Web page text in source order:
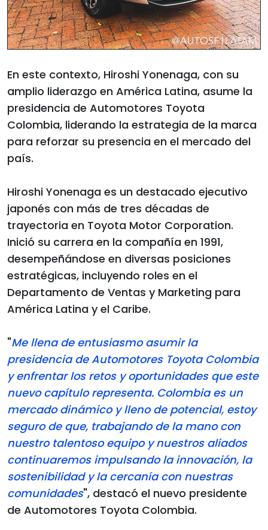
En este contexto, Hiroshi Yonenaga, con su
amplio liderazgo en América Latina, asume la
presidencia de Automotores Toyota
Colombia, liderando la estrategia de la marca
para reforzar su presencia en el mercado del
país.
Hiroshi Yonenaga es un destacado ejecutivo
japonés con más de tres décadas de
trayectoria en Toyota Motor Corporation.
Inició su carrera en la compañía en 1991,
desempeñándose en diversas posiciones
estratégicas, incluyendo roles en el
Departamento de Ventas y Marketing para
América Latina y el Caribe.
"Me llena de entusiasmo asumir la
presidencia de Automotores Toyota Colombia
y enfrentar los retos y oportunidades que este
nuevo capítulo representa. Colombia es un
mercado dinámico y lleno de potencial, estoy
seguro de que, trabajando de la mano con
nuestro talentoso equipo y nuestros aliados
continuaremos impulsando la innovación, la
sostenibilidad y la cercanía con nuestras
comunidades", destacó el nuevo presidente
de Automotores Toyota Colombia.